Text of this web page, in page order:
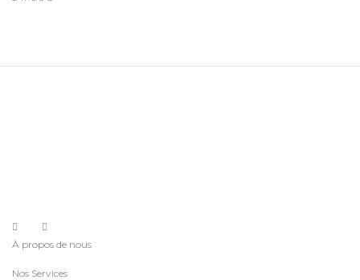
À propos de nous
Nos Services